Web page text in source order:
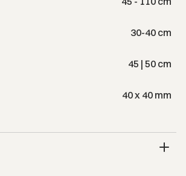
30-40 cm
45 | 50 cm
40 x 40 mm